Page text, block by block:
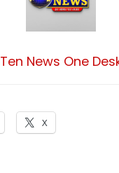
Ten News One
X